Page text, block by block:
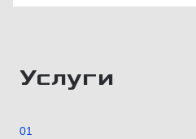
Услуги
01